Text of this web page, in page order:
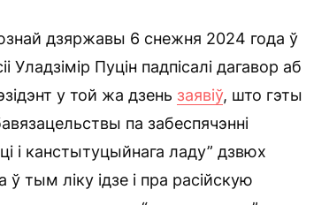
дзяржавы 6 снежня 2024 года ў
Уладзімір Пуцін падпісалі дагавор аб
у той жа дзень заявіў, што гэты
па забеспячэнні
і канстытуцыйнага ладу” дзвюх
ў тым ліку ідзе і пра расійскую